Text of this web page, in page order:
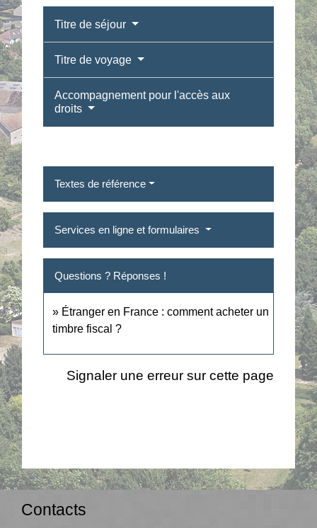
Titre de séjour
Titre de voyage
Accompagnement pour l'accès aux
droits
Textes de référence
Services en ligne et formulaires
Questions ? Réponses !
Étranger en France : comment acheter un
timbre fiscal ?
Signaler une erreur sur cette page
Contacts